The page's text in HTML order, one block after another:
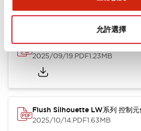
允許選擇
Flush Silhouette LW系列 控制元
2025/09/19.PDF1.23MB
Flush Silhouette LW系列 控制元
2025/10/14.PDF1.63MB